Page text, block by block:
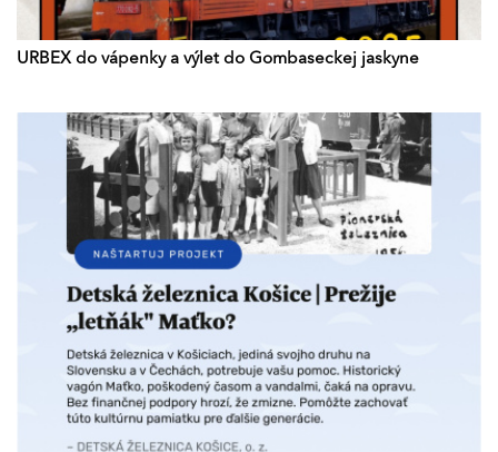
URBEX do vápenky a výlet do Gombaseckej jaskyne